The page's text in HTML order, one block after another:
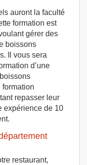
auront la faculté
formation est
gérer des
boissons
Il vous sera
d’une
repasser leur
expérience de 10
restaurant,